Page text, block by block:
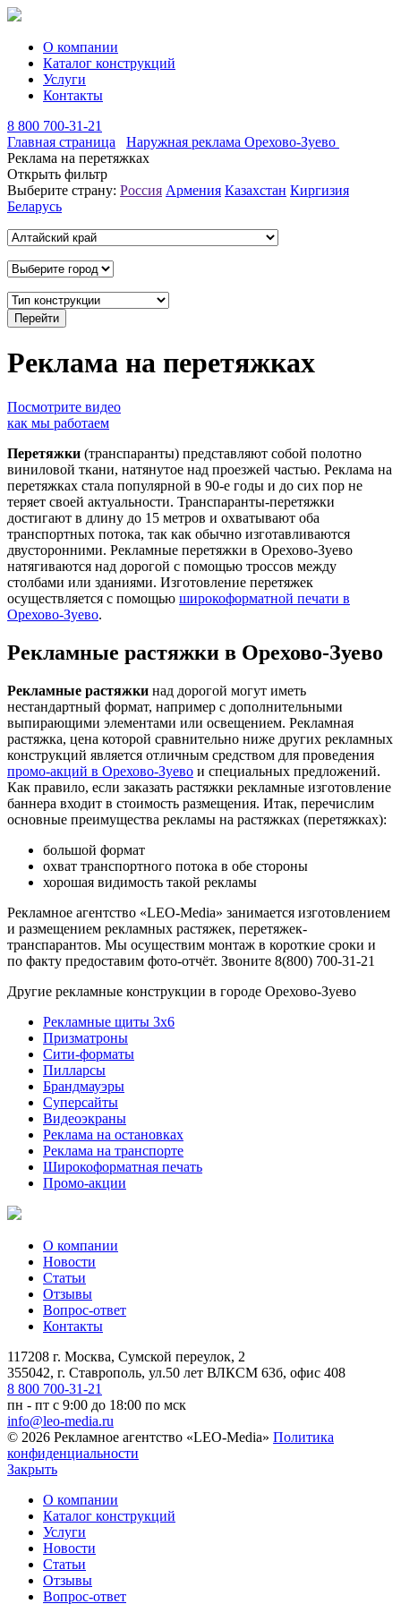
О компании
Каталог конструкций
Услуги
Контакты
8 800 700-31-21
Главная страница
Наружная реклама Орехово-Зуево
Реклама на перетяжках
Открыть фильтр
Выберите страну: Россия Армения Казахстан Киргизия
Беларусь
Реклама на перетяжках
Посмотрите видео
как мы работаем
Перетяжки (транспаранты) представляют собой полотно
виниловой ткани, натянутое над проезжей частью. Реклама на
перетяжках стала популярной в 90-е годы и до сих пор не
теряет своей актуальности. Транспаранты-перетяжки
достигают в длину до 15 метров и охватывают оба
транспортных потока, так как обычно изготавливаются
двусторонними. Рекламные перетяжки в Орехово-Зуево
натягиваются над дорогой с помощью троссов между
столбами или зданиями. Изготовление перетяжек
осуществляется с помощью широкоформатной печати в
Орехово-Зуево.
Рекламные растяжки в Орехово-Зуево
Рекламные растяжки над дорогой могут иметь
нестандартный формат, например с дополнительными
выпирающими элементами или освещением. Рекламная
растяжка, цена которой сравнительно ниже других рекламных
конструкций является отличным средством для проведения
промо-акций в Орехово-Зуево и специальных предложений.
Как правило, если заказать растяжки рекламные изготовление
баннера входит в стоимость размещения. Итак, перечислим
основные преимущества рекламы на растяжках (перетяжках):
большой формат
охват транспортного потока в обе стороны
хорошая видимость такой рекламы
Рекламное агентство «LEO-Media» занимается изготовлением
и размещением рекламных растяжек, перетяжек-
транспарантов. Мы осуществим монтаж в короткие сроки и
по факту предоставим фото-отчёт. Звоните 8(800) 700-31-21
Другие рекламные конструкции в городе Орехово-Зуево
Рекламные щиты 3х6
Призматроны
Сити-форматы
Пилларсы
Брандмауэры
Суперсайты
Видеоэкраны
Реклама на остановках
Реклама на транспорте
Широкоформатная печать
Промо-акции
О компании
Новости
Статьи
Отзывы
Вопрос-ответ
Контакты
117208 г. Москва, Сумской переулок, 2
355042, г. Ставрополь, ул.50 лет ВЛКСМ 63б, офис 408
8 800 700-31-21
пн - пт с 9:00 до 18:00 по мск
info@leo-media.ru
© 2026 Рекламное агентство «LEO-Media» Политика
конфиденциальности
Закрыть
О компании
Каталог конструкций
Услуги
Новости
Статьи
Отзывы
Вопрос-ответ